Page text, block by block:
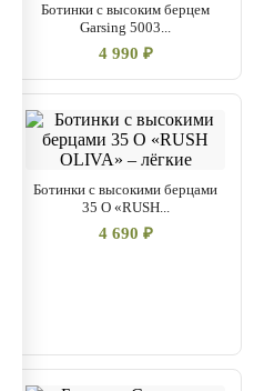
Ботинки с высоким берцем
Garsing 5003...
4 990 ₽
Ботинки с высокими берцами
35 О «RUSH...
4 690 ₽